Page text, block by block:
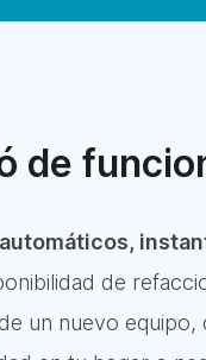
de
de
un nuevo